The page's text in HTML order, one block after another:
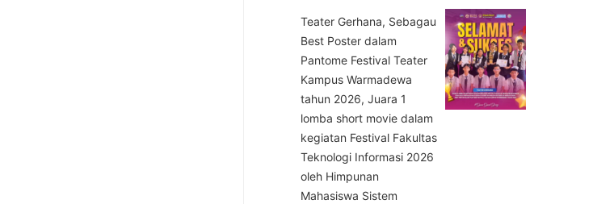
Teater Gerhana, Sebagau
Best Poster dalam
Pantome Festival Teater
Kampus Warmadewa
tahun 2026, Juara 1
lomba short movie dalam
kegiatan Festival Fakultas
Teknologi Informasi 2026
oleh Himpunan
Mahasiswa Sistem